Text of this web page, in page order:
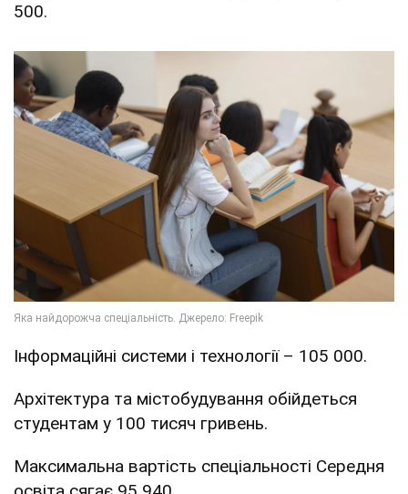
500.
Інформаційні системи і технології – 105 000.
Архітектура та містобудування обійдеться
студентам у 100 тисяч гривень.
Максимальна вартість спеціальності Середня